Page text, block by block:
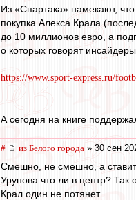
Из «Спартака» намекают,
покупка Алекса Крала
до 10 миллионов евро, а
о которых говорят инсайдеры
https://www.sport-express.ru/
А сегодня на книге
# из Белого города » 30 сен
Смешно, не смешно, а
Урунова что ли в центр? Так
Крал один не потянет.